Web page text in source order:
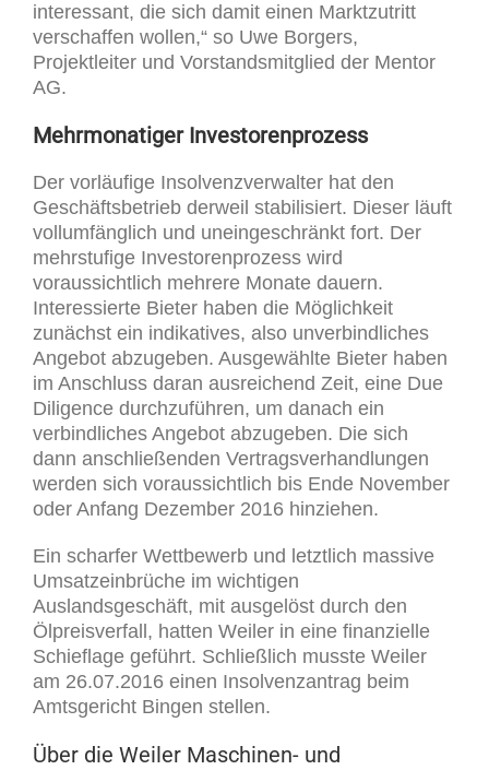
interessant, die sich damit einen Marktzutritt
verschaffen wollen,“ so Uwe Borgers,
Projektleiter und Vorstandsmitglied der Mentor
AG.
Mehrmonatiger Investorenprozess
Der vorläufige Insolvenzverwalter hat den
Geschäftsbetrieb derweil stabilisiert. Dieser läuft
vollumfänglich und uneingeschränkt fort. Der
mehrstufige Investorenprozess wird
voraussichtlich mehrere Monate dauern.
Interessierte Bieter haben die Möglichkeit
zunächst ein indikatives, also unverbindliches
Angebot abzugeben. Ausgewählte Bieter haben
im Anschluss daran ausreichend Zeit, eine Due
Diligence durchzuführen, um danach ein
verbindliches Angebot abzugeben. Die sich
dann anschließenden Vertragsverhandlungen
werden sich voraussichtlich bis Ende November
oder Anfang Dezember 2016 hinziehen.
Ein scharfer Wettbewerb und letztlich massive
Umsatzeinbrüche im wichtigen
Auslandsgeschäft, mit ausgelöst durch den
Ölpreisverfall, hatten Weiler in eine finanzielle
Schieflage geführt. Schließlich musste Weiler
am 26.07.2016 einen Insolvenzantrag beim
Amtsgericht Bingen stellen.
Über die Weiler Maschinen- und